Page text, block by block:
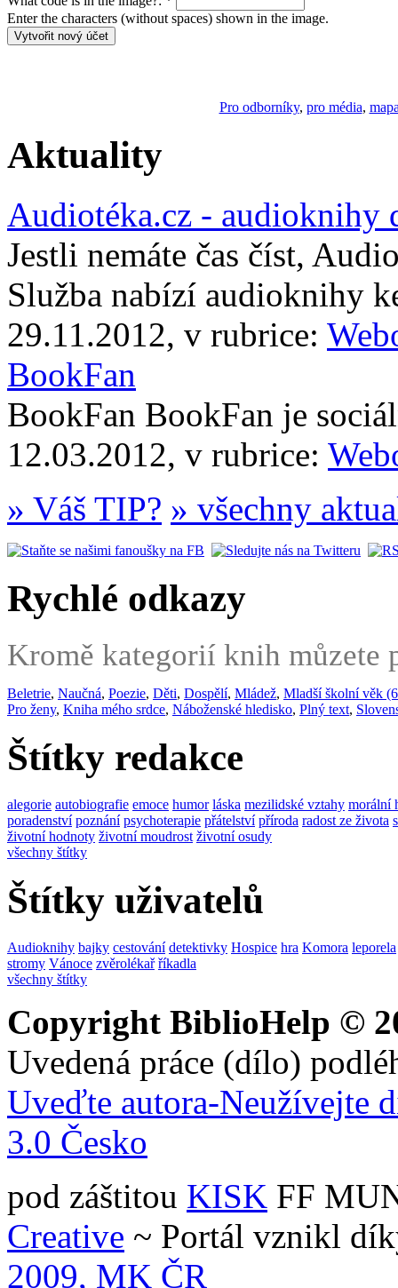
Enter the characters (without spaces) shown in the image.
Pro odborníky, pro média,
Aktuality
Audiotéka.cz - audioknihy
Jestli nemáte čas číst,
Služba nabízí audioknihy
29.11.2012, v rubrice:
BookFan
BookFan BookFan je
12.03.2012, v rubrice:
» Váš TIP? » všechny
Rychlé odkazy
Kromě kategorií knih můzete
Beletrie, Naučná, Poezie, Děti, Dospělí, Mládež, Mladší školní věk
Pro ženy, Kniha mého srdce, Náboženské hledisko, Plný text,
Štítky redakce
alegorie autobiografie emoce humor láska mezilidské vztahy morální
poradenství poznání psychoterapie přátelství příroda radost ze života
životní hodnoty životní moudrost životní osudy
všechny štítky
Štítky uživatelů
Audioknihy bajky cestování detektivky Hospice hra Komora leporela
stromy Vánoce zvěrolékař říkadla
všechny štítky
Copyright BiblioHelp ©
Uvedená práce (dílo)
Uveďte autora-Neužívejte
3.0 Česko
pod záštitou KISK FF
Creative ~ Portál vznikl
2009, MK ČR